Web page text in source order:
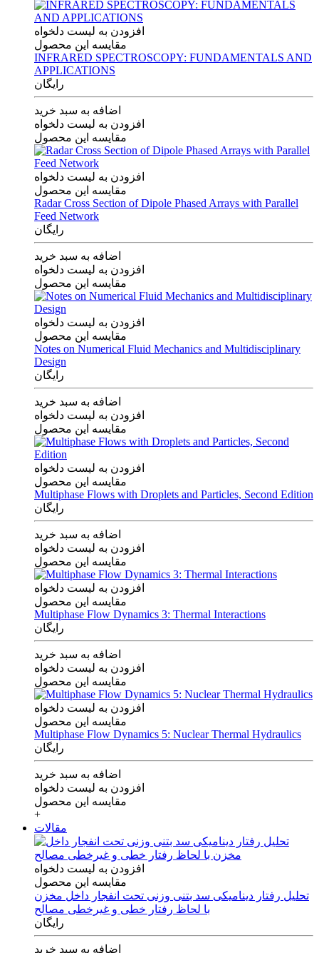
افزودن به لیست دلخواه
مقایسه این محصول
INFRARED SPECTROSCOPY: FUNDAMENTALS AND
APPLICATIONS
رایگان
اضافه به سبد خرید
افزودن به لیست دلخواه
مقایسه این محصول
افزودن به لیست دلخواه
مقایسه این محصول
Radar Cross Section of Dipole Phased Arrays with Parallel
Feed Network
رایگان
اضافه به سبد خرید
افزودن به لیست دلخواه
مقایسه این محصول
افزودن به لیست دلخواه
مقایسه این محصول
Notes on Numerical Fluid Mechanics and Multidisciplinary
Design
رایگان
اضافه به سبد خرید
افزودن به لیست دلخواه
مقایسه این محصول
افزودن به لیست دلخواه
مقایسه این محصول
Multiphase Flows with Droplets and Particles, Second Edition
رایگان
اضافه به سبد خرید
افزودن به لیست دلخواه
مقایسه این محصول
افزودن به لیست دلخواه
مقایسه این محصول
Multiphase Flow Dynamics 3: Thermal Interactions
رایگان
اضافه به سبد خرید
افزودن به لیست دلخواه
مقایسه این محصول
افزودن به لیست دلخواه
مقایسه این محصول
Multiphase Flow Dynamics 5: Nuclear Thermal Hydraulics
رایگان
اضافه به سبد خرید
افزودن به لیست دلخواه
مقایسه این محصول
+
مقالات
افزودن به لیست دلخواه
مقایسه این محصول
تحلیل رفتار دینامیکی سد بتنی وزنی تحت انفجار داخل مخزن
با لحاظ رفتار خطی و غیرخطی مصالح
رایگان
اضافه به سبد خرید